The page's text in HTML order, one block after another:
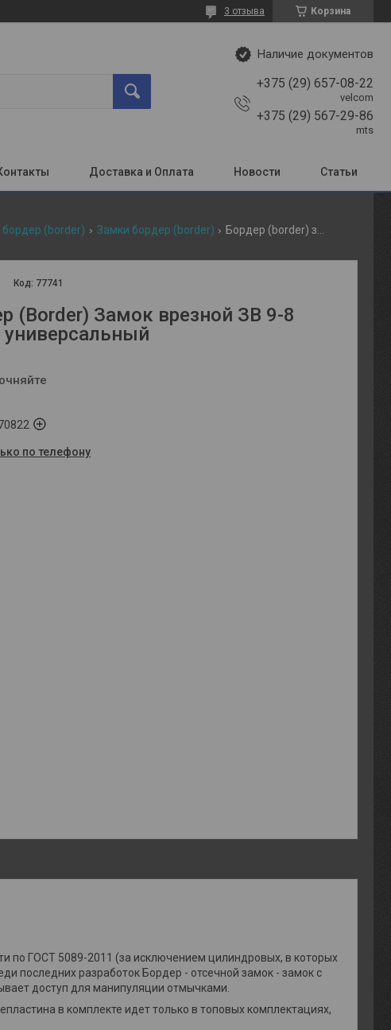
Корзина
3 отзыва
Наличие документов
+375 (29) 657-08-22
velcom
+375 (29) 567-29-86
mts
Доставка и Оплата Новости Статьи
(border) Замки бордер (border)
Код: 77741
(Border) Замок врезной ЗВ 9-8
по телефону
по ГОСТ 5089-2011 (за исключением цилиндровых, в которых
последних разработок Бордер - отсечной замок - замок с
доступ для манипуляции отмычками.
в комплекте идет только в топовых комплектациях,